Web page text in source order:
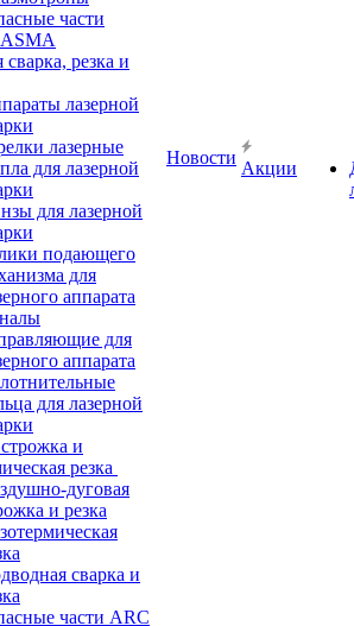
части
сварка, резка и
лазерной
лазерные
для лазерной
для лазерной
подающего
для
аппарата
для
аппарата
для лазерной
и
резка
дуговая
и резка
сварка и
части ARC
Новости
Акции